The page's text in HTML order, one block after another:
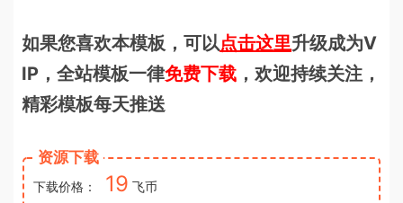
如果您喜欢本模板，可以点击这里升级成为V
IP，全站模板一律免费下载 ，欢迎持续关注，
精彩模板每天推送
资源下载
下载价格： 19 飞币